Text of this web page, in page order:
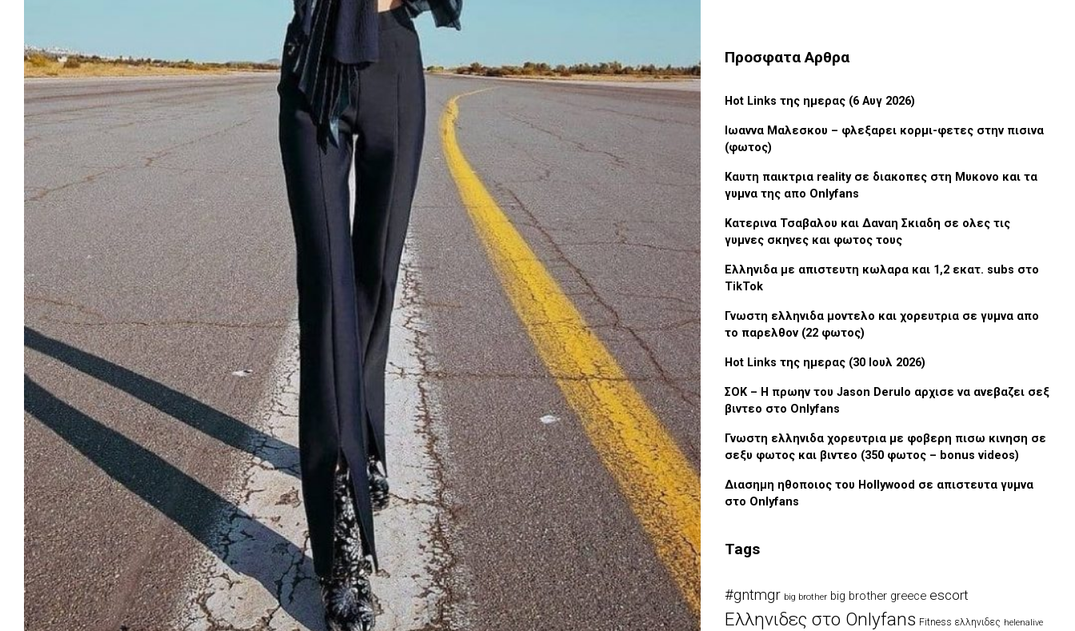
Προσφατα Αρθρα
Hot Links της ημερας (6 Αυγ 2026)
Ιωαννα Μαλεσκου – φλεξαρει κορμι-φετες στην πισινα
(φωτος)
Καυτη παικτρια reality σε διακοπες στη Μυκονο και τα
γυμνα της απο Onlyfans
Κατερινα Τσαβαλου και Δαναη Σκιαδη σε ολες τις
γυμνες σκηνες και φωτος τους
Ελληνιδα με απιστευτη κωλαρα και 1,2 εκατ. subs στο
TikTok
Γνωστη ελληνιδα μοντελο και χορευτρια σε γυμνα απο
το παρελθον (22 φωτος)
Hot Links της ημερας (30 Ιουλ 2026)
ΣΟΚ – Η πρωην του Jason Derulo αρχισε να ανεβαζει σεξ
βιντεο στο Onlyfans
Γνωστη ελληνιδα χορευτρια με φοβερη πισω κινηση σε
σεξυ φωτος και βιντεο (350 φωτος – bonus videos)
Διασημη ηθοποιος του Hollywood σε απιστευτα γυμνα
στο Onlyfans
Tags
#gntmgr big brother big brother greece escort
Eλληνιδες στο Onlyfans Fitness ελληνιδες helenalive